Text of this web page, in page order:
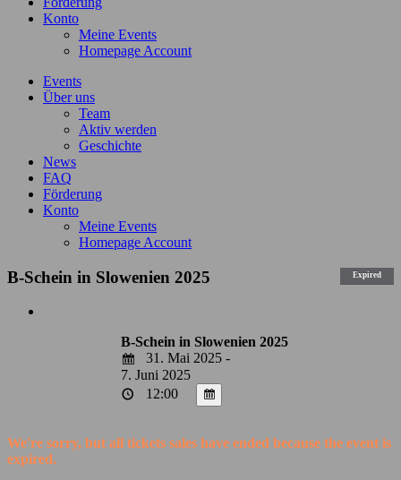
Konto
Meine Events
Homepage Account
Events
Über uns
Team
Aktiv werden
Geschichte
News
FAQ
Förderung
Konto
Meine Events
Homepage Account
Expired
B-Schein in Slowenien 2025
B-Schein in Slowenien 2025
31. Mai 2025 -
7. Juni 2025
12:00
We're sorry, but all tickets sales have ended because the event is
expired.